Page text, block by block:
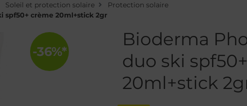
Soleil et protection solaire
Protection solaire
spf50+ crème 20ml+stick 2gr
-36%*
Bioderma
duo ski
20ml+stick